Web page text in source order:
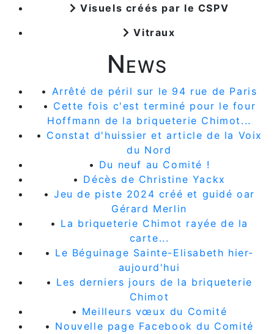
Visuels créés par le CSPV
Vitraux
News
• Arrêté de péril sur le 94 rue de Paris
• Cette fois c'est terminé pour le four
Hoffmann de la briqueterie Chimot...
• Constat d'huissier et article de la Voix
du Nord
• Du neuf au Comité !
• Décès de Christine Yackx
•Jeu de piste 2024 créé et guidé oar
Gérard Merlin
• La briqueterie Chimot rayée de la
carte...
• Le Béguinage Sainte-Elisabeth hier-
aujourd'hui
• Les derniers jours de la briqueterie
Chimot
• Meilleurs vœux du Comité
• Nouvelle page Facebook du Comité